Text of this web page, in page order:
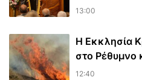
13:00
Η Εκκλησία
στο Ρέθυμνο
12:40